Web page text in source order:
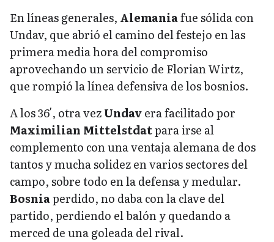
En líneas generales, Alemaniafue sólida con
Undav, que abrió el camino del festejo en las
primera media hora del compromiso
aprovechando un servicio de Florian Wirtz,
que rompió la línea defensiva de los bosnios.
A los 36′, otra vezUndavera facilitado por
Maximilian Mittelstdatpara irse al
complemento con una ventaja alemana de dos
tantos y mucha solidez en varios sectores del
campo, sobre todo en la defensa y medular.
Bosniaperdido, no daba con la clave del
partido, perdiendo el balón y quedando a
merced de una goleada del rival.